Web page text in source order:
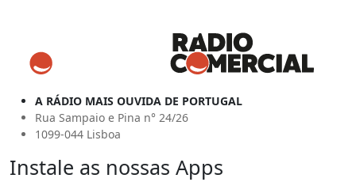
A RÁDIO MAIS OUVIDA DE PORTUGAL
Rua Sampaio e Pina n° 24/26
1099-044 Lisboa
Instale as nossas Apps